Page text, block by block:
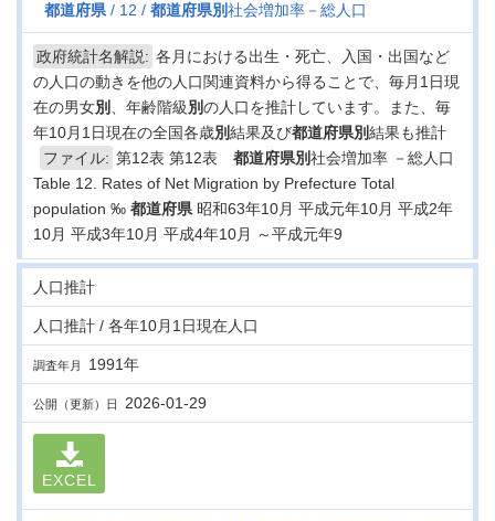
都道府県 12 都道府県別社会増加率－総人口
政府統計名解説: 各月における出生・死亡、入国・出国など
の人口の動きを他の人口関連資料から得ることで、毎月1日現
在の男女別 、年齢階級別の人口を推計しています。また、毎
年10月1日現在の全国各歳別結果及び都道府県別結果も推計
ファイル: 第12表 第12表 都道府県別社会増加率 －総人口
Table 12. Rates of Net Migration by Prefecture Total
population ‰ 都道府県昭和63年10月 平成元年10月 平成2年
10月 平成3年10月 平成4年10月 ～平成元年9
人口推計
人口推計 / 各年10月1日現在人口
調査年月 1991年
公開（更新）日 2026-01-29
EXCEL